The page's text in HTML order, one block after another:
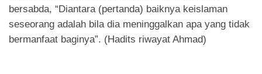
bersabda, “Diantara (pertanda) baiknya keislaman
seseorang adalah bila dia meninggalkan apa yang tidak
bermanfaat baginya”. (Hadits riwayat Ahmad)